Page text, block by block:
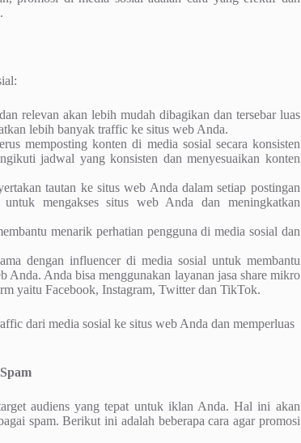
relevan akan lebih mudah dibagikan dan tersebar luas
lebih banyak traffic ke situs web Anda.
memposting konten di media sosial secara konsisten
jadwal yang konsisten dan menyesuaikan konten
tautan ke situs web Anda dalam setiap postingan
mengakses situs web Anda dan meningkatkan
menarik perhatian pengguna di media sosial dan
dengan influencer di media sosial untuk membantu
Anda bisa menggunakan layanan jasa share mikro
yaitu Facebook, Instagram, Twitter dan TikTok.
dari media sosial ke situs web Anda dan memperluas
audiens yang tepat untuk iklan Anda. Hal ini akan
spam. Berikut ini adalah beberapa cara agar promosi